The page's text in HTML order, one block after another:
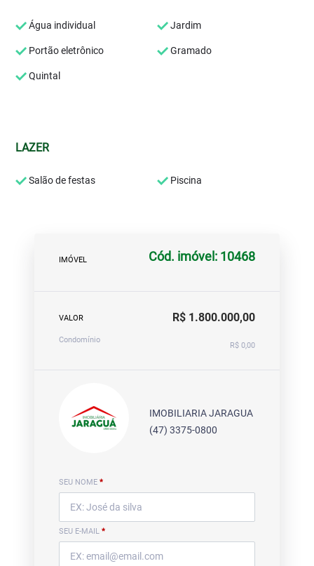
Água individual Jardim
Portão eletrônico Gramado
Quintal
LAZER
Salão de festas Piscina
IMÓVEL Cód. imóvel: 10468
VALOR R$ 1.800.000,00
Condomínio
R$ 0,00
IMOBILIARIA JARAGUA
(47) 3375-0800
SEU NOME *
SEU E-MAIL *